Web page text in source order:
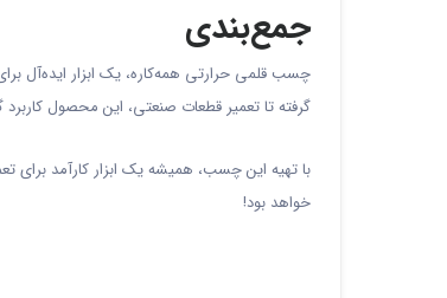
جمع‌بندی
چسب قلمی حرارتی همه‌کاره، یک ابزار ایده‌آل
گرفته تا تعمیر قطعات صنعتی، این محصول
با تهیه این چسب، همیشه یک ابزار کارآمد برای
خواهد بود!